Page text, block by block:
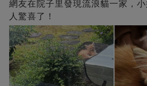
網友在院子里發現流浪貓一家，
人驚喜了！